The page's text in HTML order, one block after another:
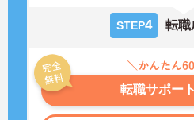
STEP4 転職
転職サポー